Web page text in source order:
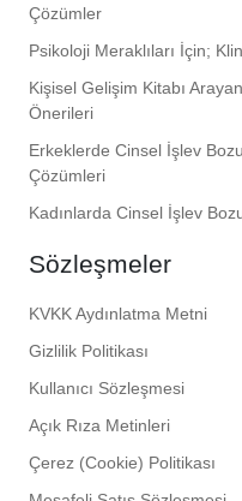
Çözümler
Psikoloji Meraklıları İçin;
Kişisel Gelişim Kitabı
Önerileri
Erkeklerde Cinsel İşlev
Çözümleri
Kadınlarda Cinsel İşlev
Sözleşmeler
KVKK Aydınlatma Metni
Gizlilik Politikası
Kullanıcı Sözleşmesi
Açık Rıza Metinleri
Çerez (Cookie) Politikası